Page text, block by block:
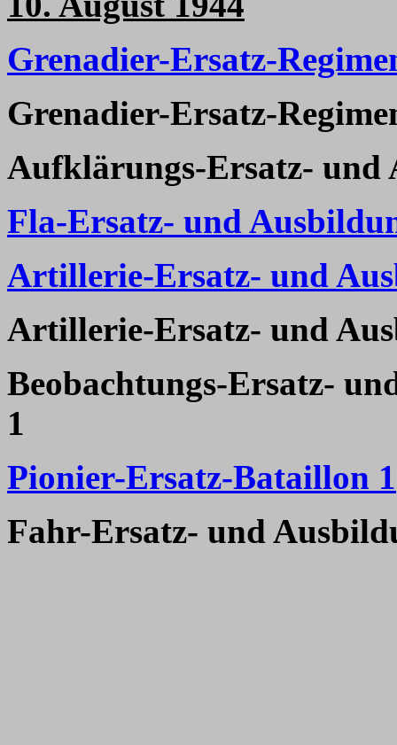
Grenadier-Ersatz-
Grenadier-Ersatz-
Aufklärungs-Ersatz- und
Fla-Ersatz- und
Artillerie-Ersatz- und
Artillerie-Ersatz- und
Beobachtungs-Ersatz-
1
Pionier-Ersatz-Bataillon 1
Fahr-Ersatz- und